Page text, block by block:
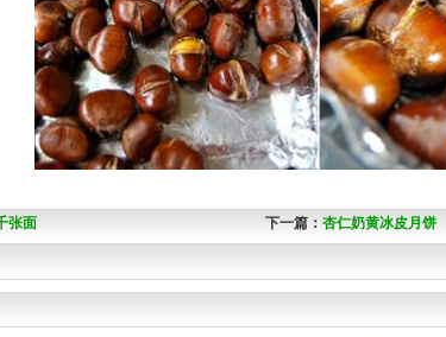
张面 下一篇： 杏仁奶黄冰皮月饼